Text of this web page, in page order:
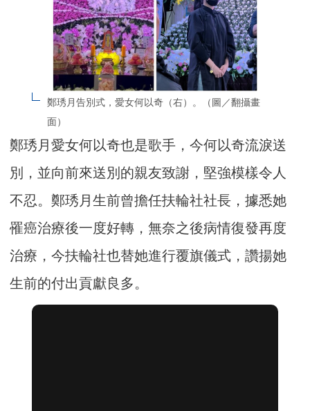
鄭琇月告別式，愛女何以奇（右）。（圖／翻攝畫
面）
鄭琇月愛女何以奇也是歌手，今何以奇流淚送
別，並向前來送別的親友致謝，堅強模樣令人
不忍。鄭琇月生前曾擔任扶輪社社長，據悉她
罹癌治療後一度好轉，無奈之後病情復發再度
治療，今扶輪社也替她進行覆旗儀式，讚揚她
生前的付出貢獻良多。